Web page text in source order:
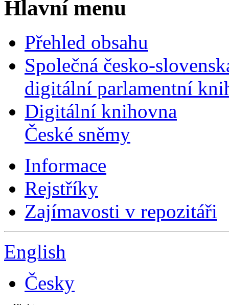
Hlavní menu
Přehled obsahu
Společná česko-
digitální parlamentní
Digitální knihovna
České sněmy
Informace
Rejstříky
Zajímavosti v repozitáři
English
Česky